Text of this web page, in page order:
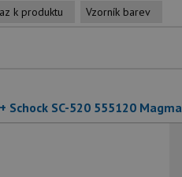
k produktu Vzorník barev
Schock SC-520 555120 Magma